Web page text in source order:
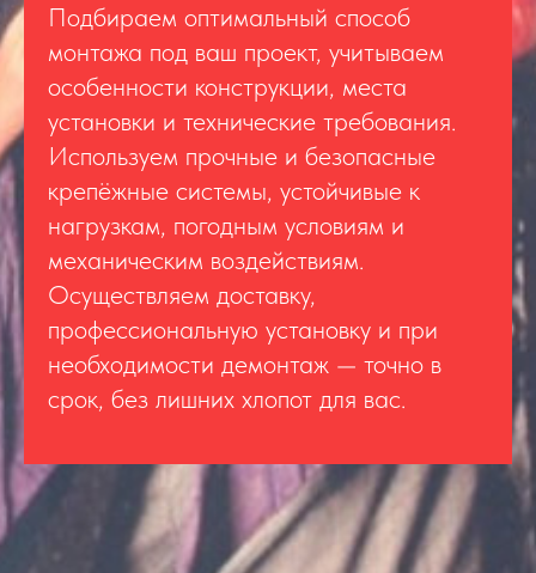
Подбираем оптимальный способ
монтажа под ваш проект, учитываем
особенности конструкции, места
установки и технические требования.
Используем прочные и безопасные
крепёжные системы, устойчивые к
нагрузкам, погодным условиям и
механическим воздействиям.
Осуществляем доставку,
профессиональную установку и при
необходимости демонтаж — точно в
срок, без лишних хлопот для вас.